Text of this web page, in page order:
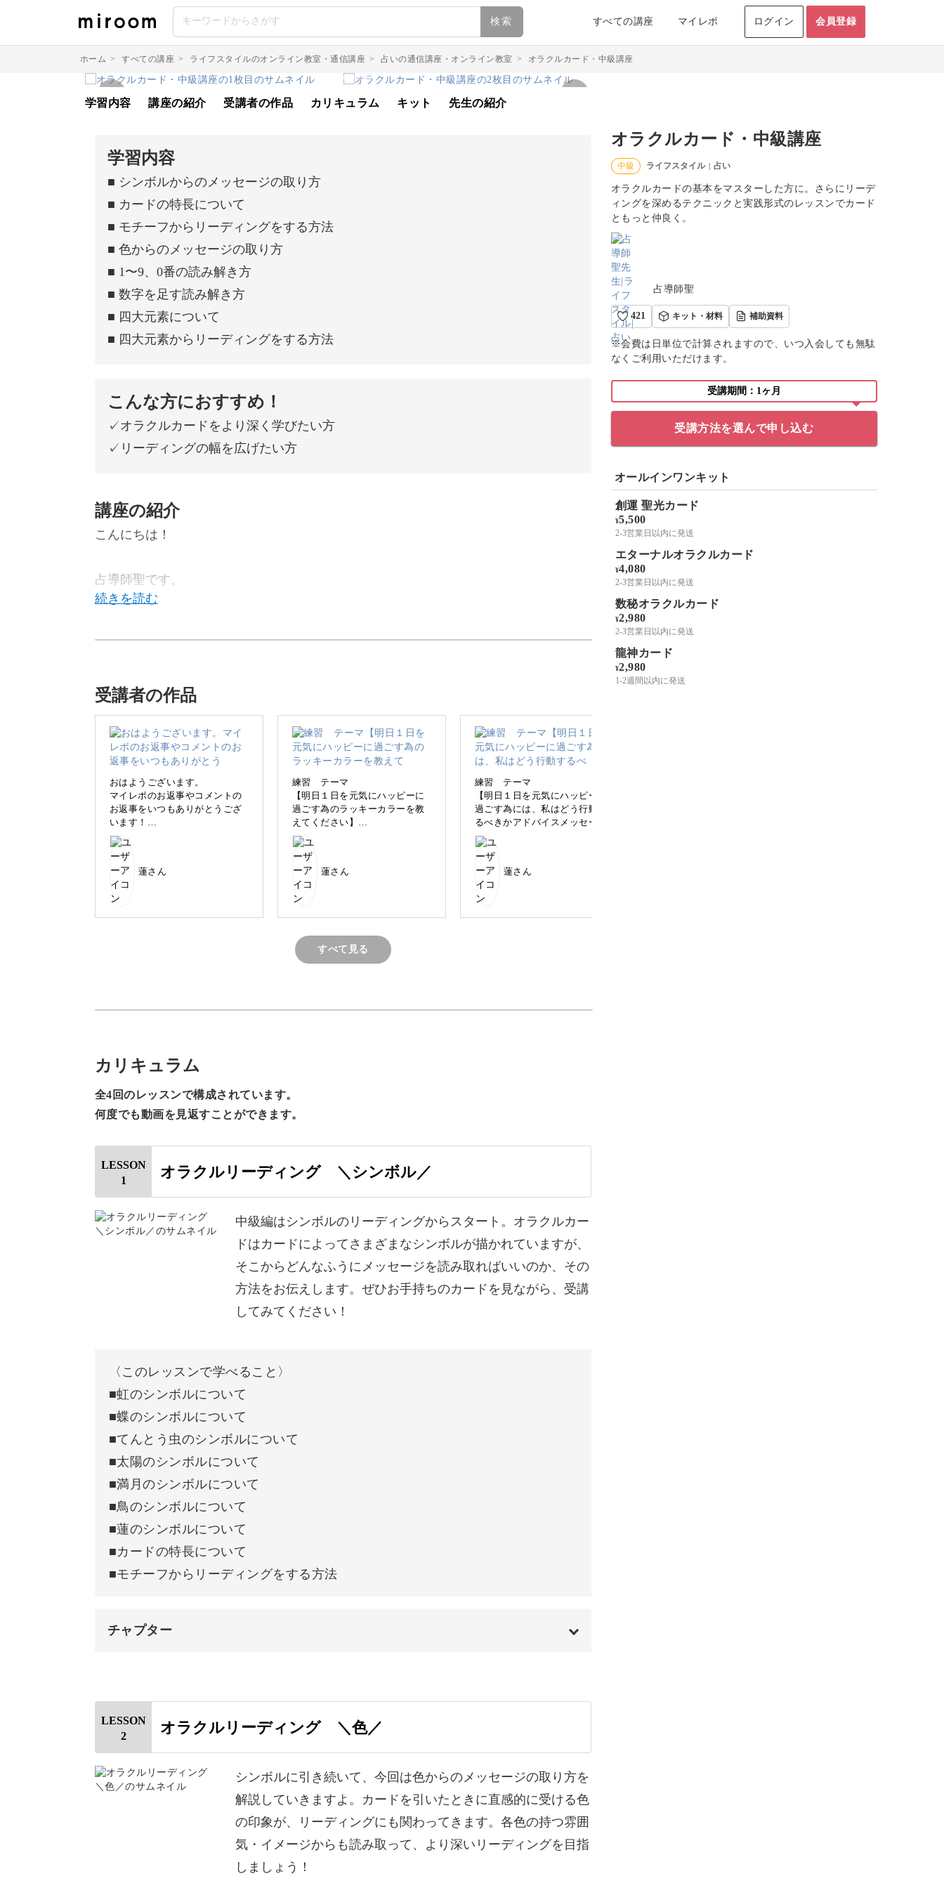
検索 すべての講座 マイレポ ログイン 会員登録
ホーム > すべての講座 > ライフスタイルのオンライン教室・通信講座 > 占いの通信講座・オンライン教室 > オラクルカード・中級講座
オラクルカード・中級講座
中級 ライフスタイル | 占い
オラクルカードの基本をマスターした方に。さらにリーデ
ィングを深めるテクニックと実践形式のレッスンでカード
ともっと仲良く。
占導師聖
421 キット・材料 補助資料
※会費は日単位で計算されますので、いつ入会しても無駄
なくご利用いただけます。
受講期間：1ヶ月
受講方法を選んで申し込む
オールインワンキット
創運 聖光カード
¥5,500
2-3営業日以内に発送
エターナルオラクルカード
¥4,080
2-3営業日以内に発送
数秘オラクルカード
¥2,980
2-3営業日以内に発送
龍神カード
¥2,980
1-2週間以内に発送
学習内容 講座の紹介 受講者の作品 カリキュラム キット 先生の紹介
学習内容
■ シンボルからのメッセージの取り方
■ カードの特長について
■ モチーフからリーディングをする方法
■ 色からのメッセージの取り方
■ 1〜9、0番の読み解き方
■ 数字を足す読み解き方
■ 四大元素について
■ 四大元素からリーディングをする方法
こんな方におすすめ！
✓オラクルカードをより深く学びたい方
✓リーディングの幅を広げたい方
講座の紹介
こんにちは！
占導師聖です。
そんなあなたに向けて、さらなるステップアップを目指せる中級講座をご用意しまし
た。
カードからのメッセージをもっと深く読み解いて、ご自分の決断に役立ててみません
か？
カードの意味をより詳しく知り、より深いリーティングを目指しましょう。
さまざまな要素を手がかりに
◆色
◆数字
◆四大元素
の4つのポイントに基づいたリーディングです。
それらがどのような意味を物語っているのかを知ることで、より深いリーティングへと
繋がります。
ご自分のカードと照らし合わせながら、学んでいきましょう！
リーディングを展開させるには
カードに描かれるシンボルや、色、数字、そして四大元素。
のか、というところも各レッスンで丁寧に解説します♪
引いたカードに太陽が描かれていたら？
最初に目についた色が紫だったら？
水に深く関連した絵柄だったら？
それぞれのパターンについて、ひとつひとつお話ししていきます。
ご自分のリーディングの参考にできるテクニックが盛りだくさんです！
受講者の作品
おはようございます。
マイレポのお返事やコメントの
お返事をいつもありがとうござ
います！
カットの件、了解しました！
気をつけます_(._.)_
次回もしまたライブ配信があり
ましたら、参加します！
数字からのリーディングで
【私の持っている力を思う存
恐れず、解説書通りに読まなき
る力を存分に発揮できると読み
解きました！！
あと、喉のチャクラでもあると
いう事なので、今はまだ自分自
うのではなく、いろいろな人に
リーディングしたメッセージを
伝えていくという道もあるよー
じました。
そうすると、今見てる世界がも
っと開けていくけれど、その道
を選ぶも選ばないも、それもま
窮屈に捉えなくて大丈夫だよっ
ようになってからは複数の道が
て思えました。
自分で“1本の道しかない”と決め
つけていたのだなと。
もっと自分自身の人生を楽しん
で豊かにしていきたいです！！
本当、オラクルカードは温かく
優しいエネルギーで背中を押し
てくれますね！！
この講座に出会えて、先生に出
会えて感謝です。
ありがとうございます！！
蓮さん
練習 テーマ
【明日１日を元気にハッピーに
過ごす為のラッキーカラーを教
えてください】
空の黄色に目がいきました。
黄色といっても、鮮やかな黄色
というより落ち着いた山吹色の
ような色なので、この色を身近
に取り入れる事で、無駄にはし
ゃいで体力消耗を防げたり、突
ずパニクらずに落ち着いて対処
が出来たり、人を励ます場面が
ん、そっかぁ。辛かったね、で
蓮さん
練習 テーマ
【明日１日を元気にハッピーに
過ごす為には、私はどう行動す
るべきかアドバイスメッセージ
をください。】
まったり過ごしている親子の猫
ちゃんに目がいったので、明日
は家族とのコミュニケーション
やスキンシップをしっかりとっ
ていく事で、心が満たされてハ
蓮さん
すべて見る
カリキュラム
全4回のレッスンで構成されています。
何度でも動画を見返すことができます。
LESSON
1
オラクルリーディング ＼シンボル／
中級編はシンボルのリーディングからスタート。オラクルカー
ドはカードによってさまざまなシンボルが描かれていますが、
そこからどんなふうにメッセージを読み取ればいいのか、その
方法をお伝えします。ぜひお手持ちのカードを見ながら、受講
してみてください！
〈このレッスンで学べること〉
■虹のシンボルについて
■蝶のシンボルについて
■てんとう虫のシンボルについて
■太陽のシンボルについて
■満月のシンボルについて
■鳥のシンボルについて
■蓮のシンボルについて
■カードの特長について
■モチーフからリーディングをする方法
チャプター
はじめに 00:20
虹のシンボル
蝶のシンボル 04:13
てんとう虫のシンボル 06:18
07:07
LESSON
2
オラクルリーディング ＼色／
シンボルに引き続いて、今回は色からのメッセージの取り方を
解説していきますよ。カードを引いたときに直感的に受ける色
の印象が、リーディングにも関わってきます。各色の持つ雰囲
気・イメージからも読み取って、より深いリーディングを目指
しましょう！